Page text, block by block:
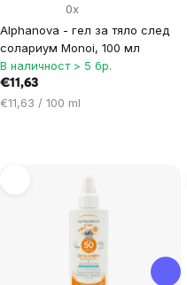
Alphanova - гел за тяло след
солариум Monoi, 100 мл
0x
В наличност > 5 бр.
€11,63
Цена
€11,63 / 100 ml